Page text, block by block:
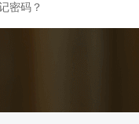
密码？